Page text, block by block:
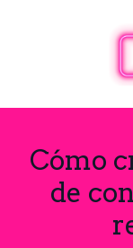
Cómo
de